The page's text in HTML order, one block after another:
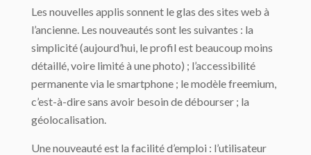
Les nouvelles applis sonnent le glas des sites web à
l’ancienne. Les nouveautés sont les suivantes : la
simplicité (aujourd’hui, le profil est beaucoup moins
détaillé, voire limité à une photo) ; l’accessibilité
permanente via le smartphone ; le modèle freemium,
c’est-à-dire sans avoir besoin de débourser ; la
géolocalisation.
Une nouveauté est la facilité d’emploi : l’utilisateur